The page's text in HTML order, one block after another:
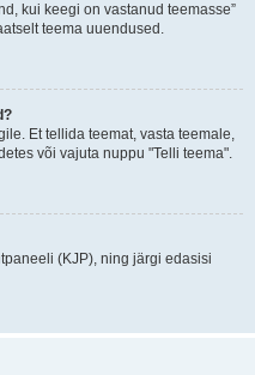
kui keegi on vastanud teemasse”
teema uuendused.
Et tellida teemat, vasta teemale,
või vajuta nuppu "Telli teema".
(KJP), ning järgi edasisi